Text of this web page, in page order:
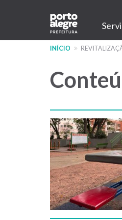
conteúdo
Main
INÍCIO